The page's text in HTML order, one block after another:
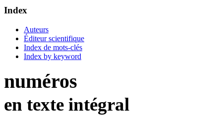
Index
Auteurs
Éditeur scientifique
Index de mots-clés
Index by keyword
numéros
en texte intégral